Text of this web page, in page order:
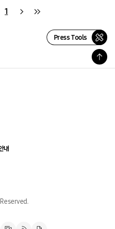
1
Press Tools
내